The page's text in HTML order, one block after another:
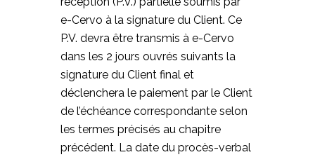
e-Cervo à la signature du Client. Ce
P.V. devra être transmis à e-Cervo
dans les 2 jours ouvrés suivants la
signature du Client final et
déclenchera le paiement par le Client
de l’échéance correspondante selon
les termes précisés au chapitre
précédent. La date du procès-verbal